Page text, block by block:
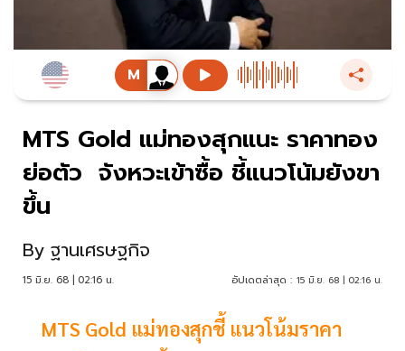
MTS Gold แม่ทองสุกแนะ ราคาทอง
ย่อตัว จังหวะเข้าซื้อ ชี้แนวโน้มยังขา
ขึ้น
By ฐานเศรษฐกิจ
15 มิ.ย. 68 | 02:16 น. อัปเดตล่าสุด : 15 มิ.ย. 68 | 02:16 น.
MTS Gold แม่ทองสุกชี้ แนวโน้มราคา